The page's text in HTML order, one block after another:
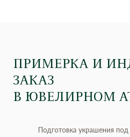
ПРИМЕРКА И
ЗАКАЗ
В ЮВЕЛИРНОМ
Подготовка украшения